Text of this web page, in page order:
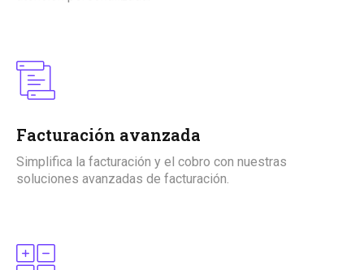
Facturación avanzada
Simplifica la facturación y el cobro con nuestras
soluciones avanzadas de facturación.